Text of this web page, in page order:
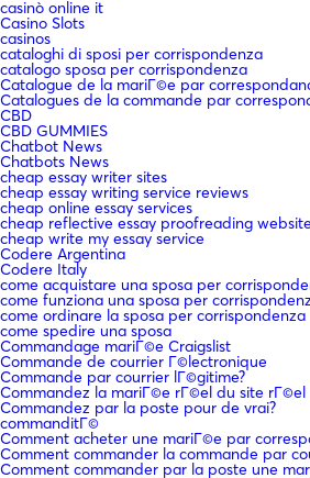
casinò online it
Casino Slots
casinos
cataloghi di sposi per corrispondenza
catalogo sposa per corrispondenza
Catalogue de la mariГ©e par
Catalogues de la commande par
CBD
CBD GUMMIES
Chatbot News
Chatbots News
cheap essay writer sites
cheap essay writing service reviews
cheap online essay services
cheap reflective essay proofreading
cheap write my essay service
Codere Argentina
Codere Italy
come acquistare una sposa per
come funziona una sposa per
come ordinare la sposa per corrispondenza
come spedire una sposa
Commandage mariГ©e Craigslist
Commande de courrier Г©lectronique
Commande par courrier lГ©gitime?
Commandez la mariГ©e rГ©el du site rГ©el
Commandez par la poste pour de vrai?
commanditГ©
Comment acheter une mariГ©e par
Comment commander la commande par
Comment commander par la poste une